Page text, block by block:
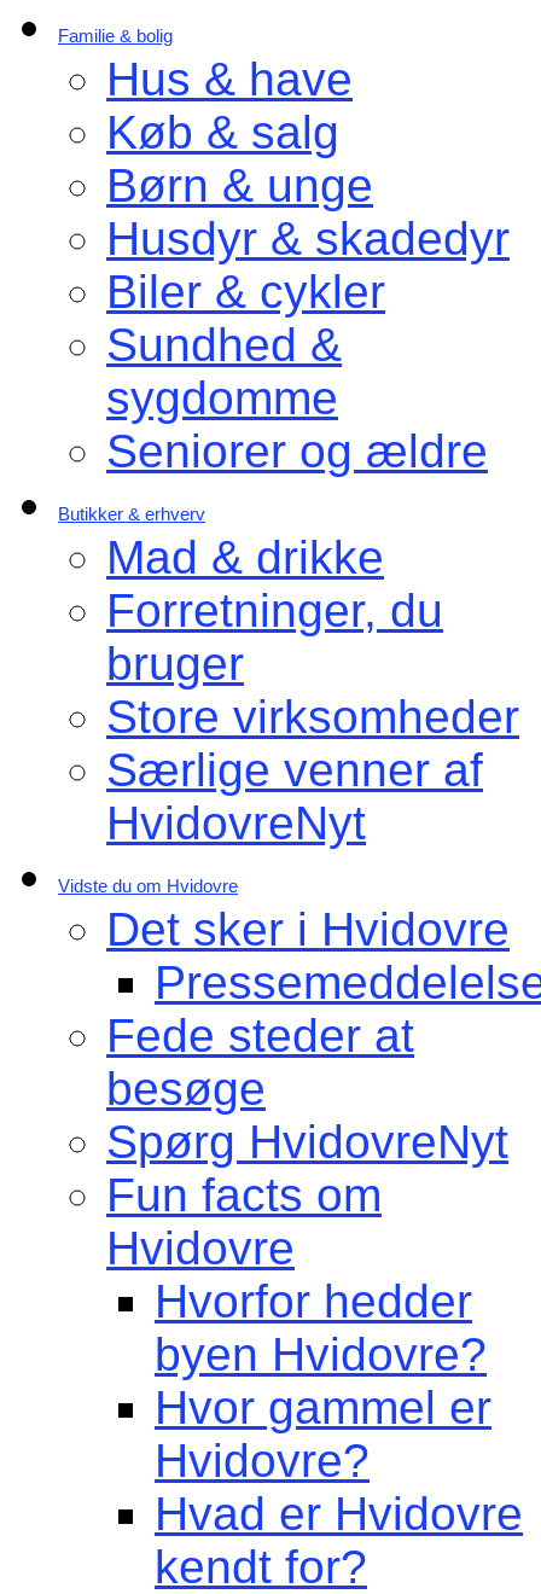
Familie & bolig
Hus & have
Køb & salg
Børn & unge
Husdyr & skadedyr
Biler & cykler
Sundhed &
sygdomme
Seniorer og ældre
Butikker & erhverv
Mad & drikke
Forretninger, du
bruger
Store virksomheder
Særlige venner af
HvidovreNyt
Vidste du om Hvidovre
Det sker i Hvidovre
Fede steder at
besøge
Spørg HvidovreNyt
Fun facts om
Hvidovre
Hvorfor hedder
byen Hvidovre?
Hvor gammel er
Hvidovre?
Hvad er Hvidovre
kendt for?